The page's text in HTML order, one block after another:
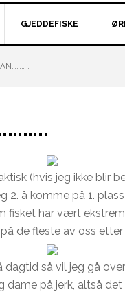
GJEDDEFISKE
(hvis jeg ikke blir
2. å komme på 1.
fisket har vært
de fleste av oss
så vil jeg gå
dame på jerk, altså det